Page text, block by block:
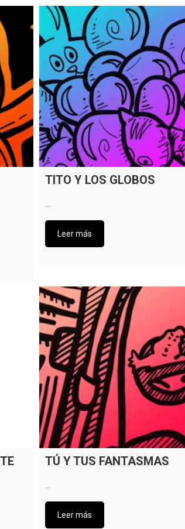
TITO Y LOS GLOBOS
…
Leer más
TÚ Y TUS FANTASMAS
Leer más